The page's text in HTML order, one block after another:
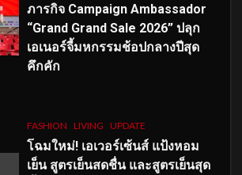
ภารกิจ Campaign Ambassador
“Grand Grand Sale 2026” ปลุก
เอเนอร์จี้มหกรรมช้อปกลางปีสุด
คึกคัก
FASHION LIVING UPDATE
โฉมใหม่! เอเวอร์เซ้นส์ แป้งหอม
เย็น สูตรเย็นสดชื่น และสูตรเย็นสุด